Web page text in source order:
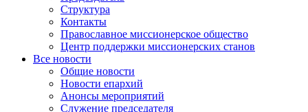
Структура
Контакты
Православное миссионерское общество
Центр поддержки миссионерских станов
Все новости
Общие новости
Новости епархий
Анонсы мероприятий
Служение председателя